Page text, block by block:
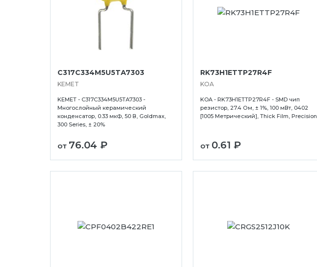
C317C334M5U5TA7303
KEMET
KEMET - C317C334M5U5TA7303 -
Многослойный керамический
конденсатор, 0.33 мкФ, 50 В, Goldmax,
300 Series, ± 20%
от 76.04 ₽
RK73H1ETTP27R4F
KOA
KOA - RK73H1ETTP27R4F - SMD чип
резистор, 27.4 Ом, ± 1%, 100 мВт, 0402
[1005 Метрический], Thick Film, Precision
от 0.61 ₽